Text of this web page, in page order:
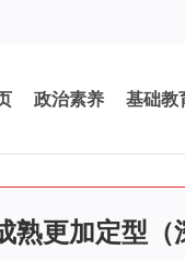
政治素养 基础教
熟更加定型